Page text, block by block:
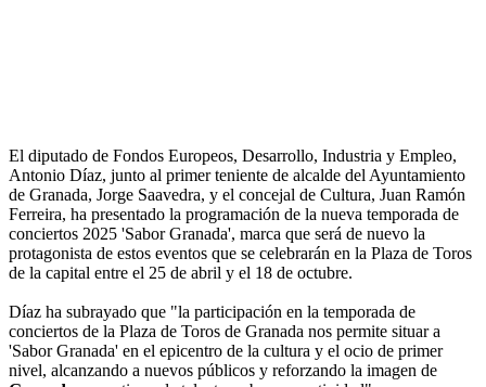
El diputado de Fondos Europeos, Desarrollo, Industria y Empleo,
Antonio Díaz, junto al primer teniente de alcalde del Ayuntamiento
de Granada, Jorge Saavedra, y el concejal de Cultura, Juan Ramón
Ferreira, ha presentado la programación de la nueva temporada de
conciertos 2025 'Sabor Granada', marca que será de nuevo la
protagonista de estos eventos que se celebrarán en la Plaza de Toros
de la capital entre el 25 de abril y el 18 de octubre.
Díaz ha subrayado que "la participación en la temporada de
conciertos de la Plaza de Toros de Granada nos permite situar a
'Sabor Granada' en el epicentro de la cultura y el ocio de primer
nivel, alcanzando a nuevos públicos y reforzando la imagen de